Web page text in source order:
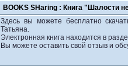
BOOKS SHaring : Книга "Шалости
Здесь вы можете бесплатно
Татьяна.
Электронная книга находится в
Вы можете оставить свой отзыв и